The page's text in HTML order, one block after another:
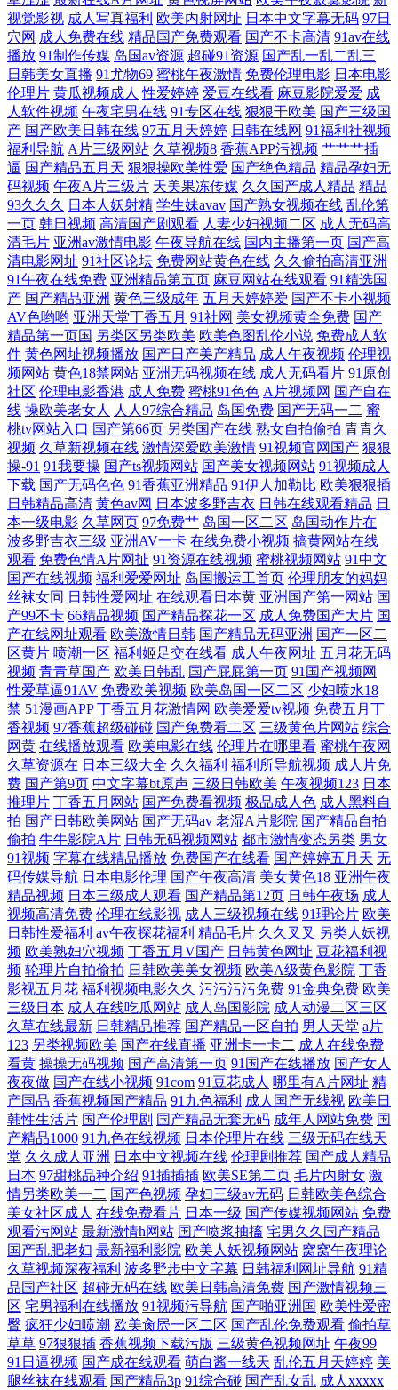
影在线电影 暧视频在线观看 青青国产揄拍视 97电影院院电影院 欧美在线
噜噜片 91视频网站入口 欧美巨大黑人极品hd 91啦中文 免费网站在线观看
高清电视剧 8哥电影网 欧美18区 中文在线新版 免费电影大全网站 中国在
线播放 看黄a大片日 在线黑丝91 伦理第一页 怡春院一区二区 后入综合网
亚洲欧洲专线 国产亚洲欧美系列 亚瑟AV亚洲精品一区二区 经典亚洲美女
口爆毒龙 伊人VA导航站 九一国产综合在线观看 淫娘 另类综合欧美变态
在线看日 久热这里只有精品国产 中文字幕51黑料 免费精品国偷 91视频网
站豆花 欧美人妖aa 91免费起飞18 能看的黄a大片网站 最新电影免费网站
免费观看羞羞网站 中文字幕在线观看日本 欧美变态另类 51久久成人国产
精品麻豆 男人的电影天堂 最新国产·精 鲁鲁在线视频 在线亚洲一区一区三
区 妈妈的秘密 综a合v热 免费日本污漫bm 中文字幕欧美 免费在线毛片 最
新影视大全 免费观看在线高清大片电视剧 中文字幕成人 农村寡妇偷人一
91TV在线 免费人成视频播放 91成年人观看 免费人成三级在线网 97人妻网
欧美拍拍视 99热超碰免费 欧美日韩人妻精品一区二区三区在线观看 草草
浮力影院线 少卡电影网 国产精品一卡 我和闺蜜 国产精品爆 AV撸撸网站
日韩中文字幕在线有码 国产熟女一区 香蕉视频 国产网站在线 午夜成人免
费视频 国产日本精品在线观看 午夜免费看欧美性片 国产精品免费在线观
看 搜索 电影 国产精成人品AV 亚洲第一自拍 九九线精品视频 影视播放 留
守女士 9191香蕉 年轻的岳坶三浦惠理子 61视频网站免费入口在线看 免费
激情网站国 最近手机中文字幕大全 女婿有劲枪枪 91日本中文字幕 欧美日
韩亚洲国产v 9277影 欧美偷窥清纯综合图区 99热首页15 欧洲视频一区 传
媒91伦理视频 上司粗大拔不出来电影 国产精品后 桃花乐导航网址 国产a
不卡片 三级特黄高清完整视 国产91丝 无码导航 国产精品琪琪在线 天天干
高清 国产精品一区不卡永久 香蕉免费一区二区三区 国产影视精品欧美 亚
洲国产精品微拍大全 国产伊人久久 亚洲人网站 久久先锋资源站 在线观看
免费亚洲
视觉影视 成人写真福利 欧美内射网址 日本中文字幕无码 97日
穴网 成人免费在线 精品国产免费观看 国产不卡高清 91av在线
播放 91制作传媒 岛国av资源 超碰91资源 国产乱一乱二乱三
日韩美女直播 91尤物69 蜜桃午夜激情 免费伦理电影 日本电影
伦理片 黄瓜视频成人 性爱婷婷 爱豆在线看 麻豆影院爱爱 成
人软件视频 午夜宅男在线 91专区在线 狠狠干欧美 国产三级国
产 国产欧美日韩在线 97五月天婷婷 日韩在线网 91福利社视频
福利导航 A片三级网站 久草视频8 香蕉APP污视频 艹艹艹插
逼 国产精品五月天 狠狠操欧美性爱 国产绝色精品 精品孕妇无
码视频 午夜A片三级片 天美果冻传媒 久久国产成人精品 精品
93久久久 日本人妖射精 学生妹avav 国产熟女视频在线 乱伦第
一页 韩日视频 高清国产剧观看 人妻少妇视频二区 成人无码高
清毛片 亚洲av激情电影 午夜导航在线 国内主播第一页 国产高
清电影网址 91社区论坛 免费网站黄色在线 久久偷拍高清亚洲
91午夜在线免费 亚洲精品第五页 麻豆网站在线观看 91精选国
产 国产精品亚洲 黄色三级成年 五月天婷婷爱 国产不卡小视频
AV色哟哟 亚洲天堂丁香五月 91社网 美女视频黄全免费 国产
精品第一页国 另类区另类欧美 欧美色图乱伦小说 免费成人软
件 黄色网址视频播放 国产日产美产精品 成人午夜视频 伦理视
频网站 黄色18禁网站 亚洲无码视频在线 成人无码看片 91原创
社区 伦理电影香港 成人免费 蜜桃91色色 A片视频网 国产自在
线 操欧美老女人 人人97综合精品 岛国免费 国产无码一二 蜜
桃tv网站入口 国产第66页 另类国产在线 熟女自拍偷拍 青青久
视频 久草新视频在线 激情深爱欧美激情 91视频官网国产 狠狠
操-91 91我要操 国产ts视频网站 国产美女视频网站 91视频成人
下载 国产无码色色 91香蕉亚洲精品 91伊人加勒比 欧美狠狠插
日韩精品高清 黄色av网 日本波多野吉衣 日韩在线观看精品 日
本一级电影 久草网页 97免费艹 岛国一区二区 岛国动作片在
波多野吉衣三级 亚洲AV一卡 在线免费小视频 搞黄网站在线
观看 免费色情A片网扯 91资源在线视频 蜜桃视频网站 91中文
国产在线视频 福利爱爱网址 岛国搬运工首页 伦理朋友的妈妈
丝袜女同 日韩性爱网址 在线观看日本黄 亚洲国产第一网站 国
产99不卡 66精品视频 国产精品探花一区 成人免费国产大片 国
产在线网址观看 欧美激情日韩 国产精品无码亚洲 国产一区二
区黄片 喷潮一区 福利姬足交在线看 成人午夜网址 五月花无码
视频 青青草国产 欧美日韩乱 国产屁屁第一页 91国产视频网
性爱草逼91AV 免费欧美视频 欧美岛国一区二区 少妇喷水18
禁 51漫画APP 丁香五月花激情网 欧美爱爱tv视频 免费五月丁
香视频 97香蕉超级碰碰 国产免费看二区 三级黄色片网站 综合
网黄 在线播放观看 欧美电影在线 伦理片在哪里看 蜜桃午夜网
久草资源在 日本三级大全 久久福利 福利所导航视频 成人片免
费 国产第9页 中文字幕bt原声 三级日韩欧美 午夜视频123 日本
推理片 丁香五月网站 国产免费看视频 极品成人色 成人黑料自
拍 国产日韩欧美网站 国产无码av 老湿A片影院 国产精品自拍
偷拍 牛牛影院A片 日韩无码视频网站 都市激情变态另类 男女
91视频 字幕在线精品播放 免费国产在线看 国产婷婷五月天 无
码传媒导航 日本电影伦理 国产午夜高清 美女黄色18 亚洲午夜
精品视频 日本三级成人观看 国产精品第12页 日韩午夜场 成人
视频高清免费 伦理在线影视 成人三级视频在线 91理论片 欧美
日韩性爱福利 av午夜探花福利 精品毛片 久久叉叉 另类人妖视
频 欧美熟妇穴视频 丁香五月V国产 日韩黄色网址 豆花福利视
频 轮理片自拍偷拍 日韩欧美美女视频 欧美A级黄色影院 丁香
影视五月花 福利视频电影久久 污污污污免费 91金典免费 欧美
三级日本 成人在线吃瓜网站 成人岛国影院 成人动漫二区三区
久草在线最新 日韩精品推荐 国产精品一区自拍 男人天堂 a片
123 另类视频欧美 国产在线直播 亚洲卡一卡二 成人在线免费
看黄 操操无码视频 国产高清第一页 91国产在线播放 国产女人
夜夜做 国产在线小视频 91com 91豆花成人 哪里有A片网址 精
产国品 香蕉视频国产精品 91九色福利 成人国产无线视 欧美日
韩性生活片 国产伦理剧 国产精品无套无码 成年人网站免费 国
产精品1000 91九色在线视频 日本伦理片在线 三级无码在线天
堂 久久成人亚洲 日本中文视频在线 伦理剧推荐 国产成人精品
日本 97甜桃品种介绍 91插插插 欧美SE第二页 毛片内射女 激
情另类欧美一二 国产色视频 孕妇三级av无码 日韩欧美色综合
美女社区成人 在线免费看片 日本一级 国产传媒视频网站 免费
观看污网站 最新激情h网站 国产喷浆抽搐 宅男久久国产精品
国产乱肥老妇 最新福利影院 欧美人妖视频网站 窝窝午夜理论
久草视频深夜福利 波多野步中文字幕 日韩福利网址导航 91精
品国产社区 超碰无码在线 欧美日韩高清免费 国产激情视频三
区 宅男福利在线播放 91视频污导航 国产啪亚洲国 欧美性爱密
臀 疯狂少妇喷潮 欧美肏屄一区二区 国产乱伦免费观看 偷拍草
草草 97狠狠插 香蕉视频下载污版 三级黄色视频网址 午夜99
91日逼视频 国产成在线观看 萌白酱一线天 乱伦五月天婷婷 美
腿丝袜在线观看 国产精品3p 91综合碰 国产乱女乱 成人xxxxx